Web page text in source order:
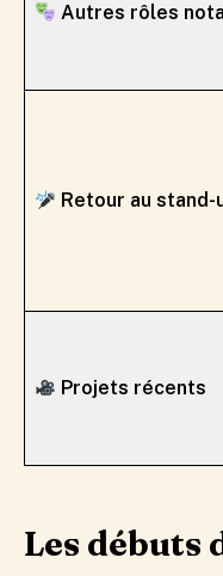
Autres rôles
Retour au stand-
Projets récents
Les débuts